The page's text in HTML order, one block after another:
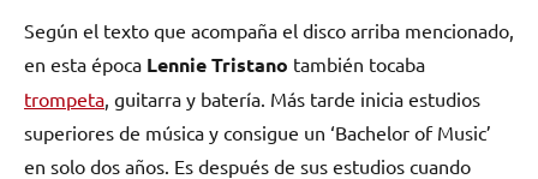
Según el texto que acompaña el disco arriba mencionado,
en esta época Lennie Tristano también tocaba
trompeta , guitarra y batería. Más tarde inicia estudios
superiores de música y consigue un ‘Bachelor of Music’
en solo dos años. Es después de sus estudios cuando